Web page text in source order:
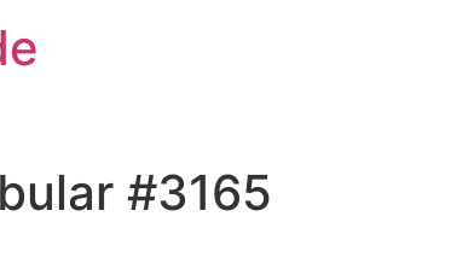
#3165